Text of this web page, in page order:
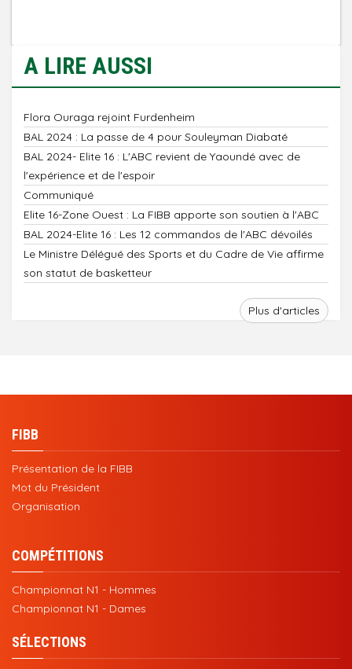
A LIRE AUSSI
Flora Ouraga rejoint Furdenheim
BAL 2024 : La passe de 4 pour Souleyman Diabaté
BAL 2024- Elite 16 : L'ABC revient de Yaoundé avec de
l'expérience et de l'espoir
Communiqué
Elite 16-Zone Ouest : La FIBB apporte son soutien à l'ABC
BAL 2024-Elite 16 : Les 12 commandos de l'ABC dévoilés
Le Ministre Délégué des Sports et du Cadre de Vie affirme
son statut de basketteur
Plus d'articles
FIBB
Présentation de la FIBB
Mot du Président
Organisation
COMPÉTITIONS
Championnat N1 - Hommes
Championnat N1 - Dames
SÉLECTIONS